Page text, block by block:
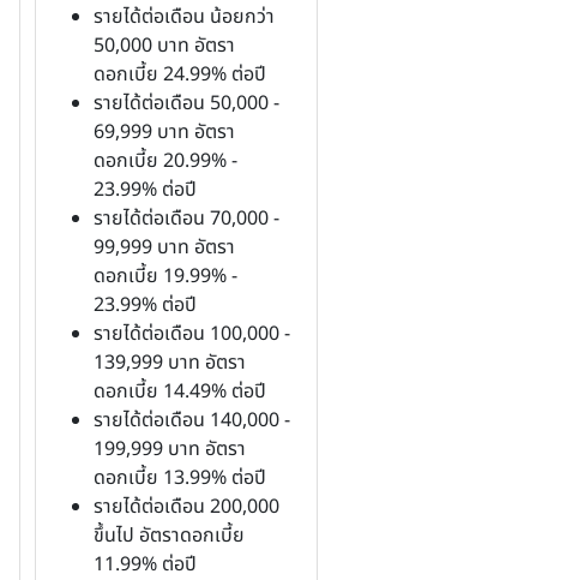
รายได้ต่อเดือน น้อยกว่า
50,000 บาท อัตรา
ดอกเบี้ย 24.99% ต่อปี
รายได้ต่อเดือน 50,000 -
69,999 บาท อัตรา
ดอกเบี้ย 20.99% -
23.99% ต่อปี
รายได้ต่อเดือน 70,000 -
99,999 บาท อัตรา
ดอกเบี้ย 19.99% -
23.99% ต่อปี
รายได้ต่อเดือน 100,000 -
139,999 บาท อัตรา
ดอกเบี้ย 14.49% ต่อปี
รายได้ต่อเดือน 140,000 -
199,999 บาท อัตรา
ดอกเบี้ย 13.99% ต่อปี
รายได้ต่อเดือน 200,000
ขึ้นไป อัตราดอกเบี้ย
11.99% ต่อปี